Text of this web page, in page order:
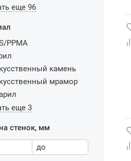
еще 96
PPMA
камень
мрамор
еще 3
стенок, мм
до